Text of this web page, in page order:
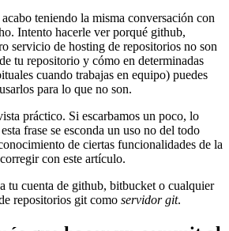
teniendo la misma conversación con
Intento hacerle ver porqué github,
servicio de hosting de repositorios no son
tu repositorio y cómo en determinadas
cuando trabajas en equipo) puedes
para lo que no son.
práctico. Si escarbamos un poco, lo
frase se esconda un uso no del todo
de ciertas funcionalidades de la
con este artículo.
tu cuenta de github, bitbucket o cualquier
repositorios git como servidor git.